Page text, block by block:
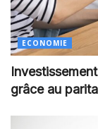
ECONOMIE
grâce au